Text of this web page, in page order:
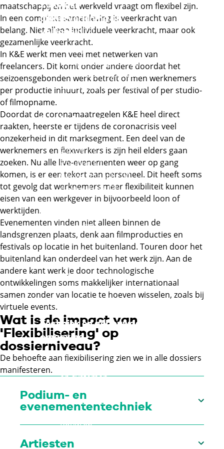
Zakelijke
dienstverlening en
veiligheid
Externe link
Zakelijke diensten
Orde en veiligheid
Externe link
Financieel en juridisch
Office, marketing en
Voedsel, groen en
gastvrijheid
Externe link
Groen
Externe link
Voeding
Externe link
Winkelambacht
Externe link
Gastvrijheid
Externe link
Handel
Retail
Externe link
Commercie,
groothandel en
internationale handel
Externe link
Mode, interieur, tapijt
Externe link
Techniek en gebouwde
omgeving
Metaal en metalektro
Technische installaties
en systemen
Hout en meubel
Afbouw en onderhoud
Bouw en
maatschappij en het werkveld vraagt om flexibel zijn.
In een complexe samenleving is veerkracht van
belang. Niet alleen individuele veerkracht, maar ook
gezamenlijke veerkracht.
In K&E werkt men veel met netwerken van
freelancers. Dit komt onder andere doordat het
seizoensgebonden werk betreft of men werknemers
per productie inhuurt, zoals per festival of per studio-
of filmopname.
Doordat de coronamaatregelen K&E heel direct
raakten, heerste er tijdens de coronacrisis veel
onzekerheid in dit marksegment. Een deel van de
werknemers en flexwerkers is zijn heil elders gaan
zoeken. Nu alle live-evenementen weer op gang
komen, is er een tekort aan personeel. Dit heeft soms
tot gevolg dat werknemers meer flexibiliteit kunnen
eisen van een werkgever in bijvoorbeeld loon of
werktijden.
Evenementen vinden niet alleen binnen de
landsgrenzen plaats, denk aan filmproducties en
festivals op locatie in het buitenland. Touren door het
buitenland kan onderdeel van het werk zijn. Aan de
andere kant werk je door technologische
ontwikkelingen soms makkelijker internationaal
samen zonder van locatie te hoeven wisselen, zoals bij
virtuele events.
Wat is de impact van
'Flexibilisering' op
dossierniveau?
De behoefte aan flexibilisering zien we in alle dossiers
manifesteren.
Podium- en
evenemententechniek
Nu alle live-evenementen weer op gang komen
Artiesten